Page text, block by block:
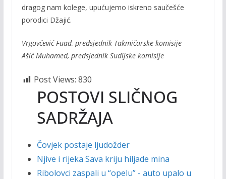
dragog nam kolege, upućujemo iskreno saučešće
porodici Džajić.
Vrgovčević Fuad, predsjednik Takmičarske komisije
Ašić Muhamed, predsjednik Sudijske komisije
Post Views: 830
POSTOVI SLIČNOG
SADRŽAJA
Čovjek postaje ljudožder
Njive i rijeka Sava kriju hiljade mina
Ribolovci zaspali u “opelu” - auto upalo u